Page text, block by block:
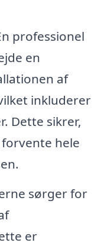
professionel
en
af
inkluderer
Dette sikrer,
hele
sørger for
er